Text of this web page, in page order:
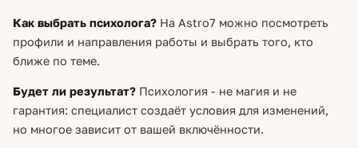
Как выбрать психолога? На Astro7 можно посмотреть
профили и направления работы и выбрать того, кто
ближе по теме.
Будет ли результат? Психология - не магия и не
гарантия: специалист создаёт условия для изменений,
но многое зависит от вашей включённости.